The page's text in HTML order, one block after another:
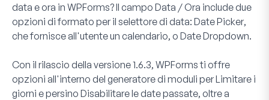
data e ora in WPForms? Il campo Data / Ora include due
opzioni di formato per il selettore di data: Date Picker,
che fornisce all'utente un calendario, o Date Dropdown.
Con il rilascio della versione 1.6.3, WPForms ti offre
opzioni all'interno del generatore di moduli perLimitare i
giorni e persino Disabilitare le date passate, oltre a